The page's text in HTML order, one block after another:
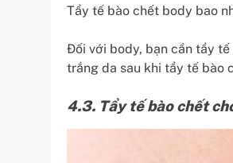
Tẩy tế bào chết body bao
Đối với body, bạn cần tẩy
trắng da sau khi tẩy tế bào
4.3. Tẩy tế bào chết